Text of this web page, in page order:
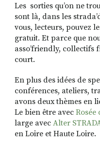
Les sorties qu’on ne
sont là, dans les
vous, lecteurs, pouvez
gratuit. Et parce que
asso’friendly,
court.
En plus des idées de
conférences, ateliers,
avons deux thèmes en
Le bien être avec Rosée
large avec Alter
en Loire et Haute Loire.